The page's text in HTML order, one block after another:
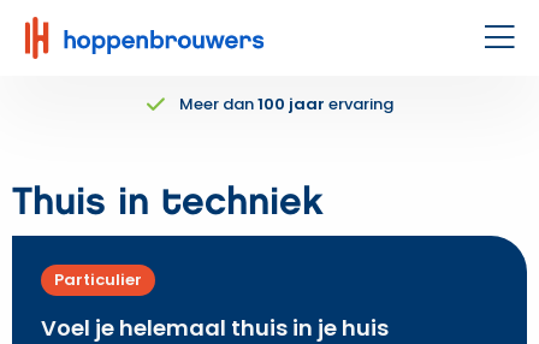
Hoppenbrouwers
|
Meer dan100 jaar ervaring
Thuis in techniek
Particulier
Voel je helemaal thuis in je huis